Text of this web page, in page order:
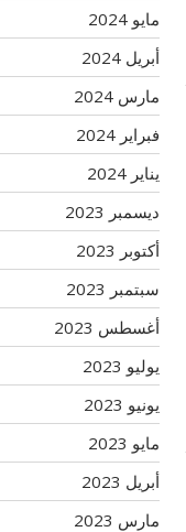
مايو 2024
أبريل 2024
مارس 2024
فبراير 2024
يناير 2024
ديسمبر 2023
أكتوبر 2023
سبتمبر 2023
أغسطس 2023
يوليو 2023
يونيو 2023
مايو 2023
أبريل 2023
مارس 2023